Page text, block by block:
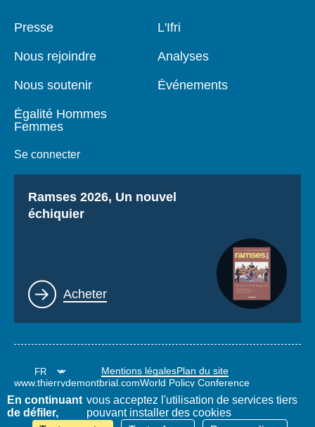
Pied
Presse
Nous rejoindre
Nous soutenir
Égalité Hommes
Femmes
Se connecter
Navigation
L'Ifri
Analyses
Événements
Titre
Ramses 2026, Un nouvel
échiquier
Lien
Acheter
Mentions légalesPlan du site
www.thierrydemontbrial.comWorld Policy Conference
En continuant
de défiler,
vous acceptez l'utilisation de services tiers
pouvant installer des cookies